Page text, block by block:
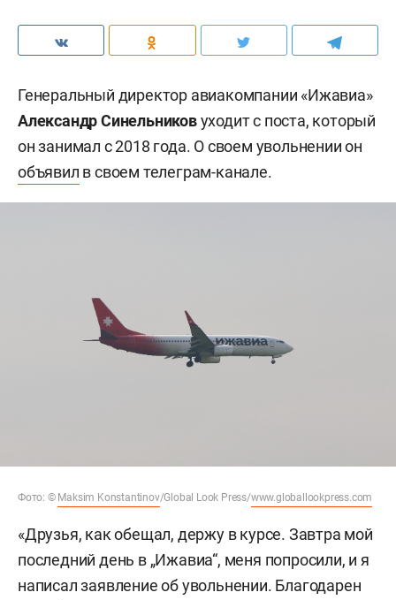
Генеральный директор авиакомпании «Ижавиа»
Александр Синельниковуходит с поста, который
он занимал с 2018 года. О своем увольнении он
объявил в своем телеграм-канале.
Фото: © Maksim Konstantinov/Global Look Press/www.globallookpress.com
«Друзья, как обещал, держу в курсе. Завтра мой
последний день в „Ижавиа“, меня попросили, и я
написал заявление об увольнении. Благодарен